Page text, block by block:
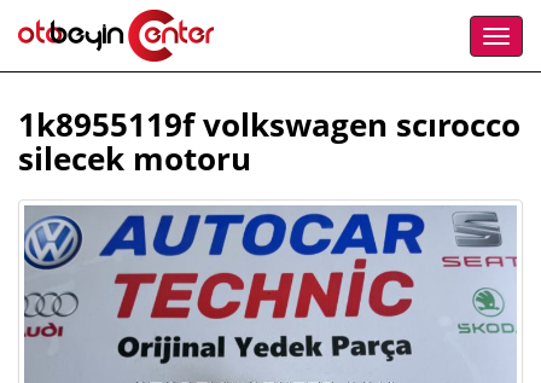
1k8955119f volkswagen scırocco
silecek motoru